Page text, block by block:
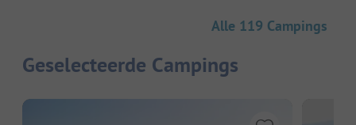
Alle 119 Campings
Geselecteerde Campings